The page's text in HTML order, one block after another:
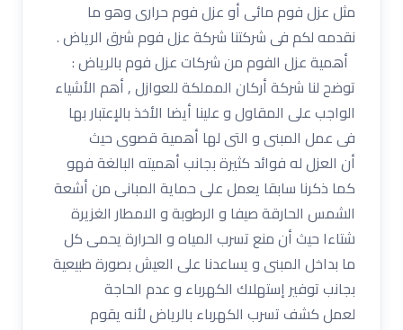
مثل عزل فوم مائى أو عزل فوم حرارى وهو ما
نقدمه لكم فى شركتنا شركة عزل فوم شرق الرياض .
أهمية عزل الفوم من شركات عزل فوم بالرياض :
توضح لنا شركة أركان المملكة للعوازل , أهم الأشياء
الواجب على المقاول و علينا أيضا الأخذ بالإعتبار بها
فى عمل المبنى و التى لها أهمية قصوى حيث
أن العزل له فوائد كثيرة بجانب أهميته البالغة فهو
كما ذكرنا سابقا يعمل على حماية المبانى من أشعة
الشمس الحارقة صيفا و الرطوبة و الامطار الغزيرة
شتاءا حيث أن منع تسرب المياه و الحرارة يحمى كل
ما بداخل المبنى و يساعدنا على العيش بصورة طبيعية
بجانب توفير إستهلاك الكهرباء و عدم الحاجة
لعمل كشف تسرب الكهرباء بالرياض لأنه يقوم